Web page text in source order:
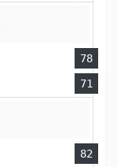
78
71
82